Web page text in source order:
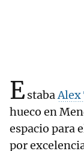
Estaba
hueco en
espacio para
por